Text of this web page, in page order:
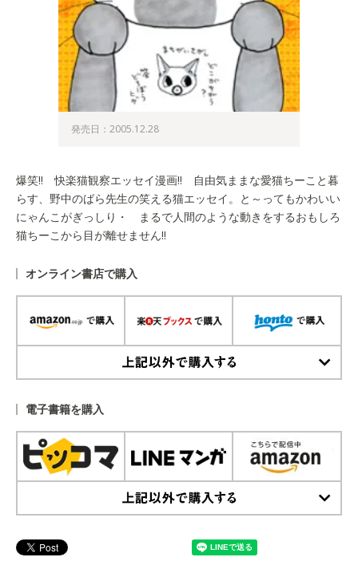
発売日：2005.12.28
爆笑!! 快楽猫観察エッセイ漫画!! 自由気ままな愛猫ちーこと暮
らす、野中のばら先生の笑える猫エッセイ。と～ってもかわいい
にゃんこがぎっしり・ まるで人間のような動きをするおもしろ
猫ちーこから目が離せません!!
オンライン書店で購入
電子書籍を購入